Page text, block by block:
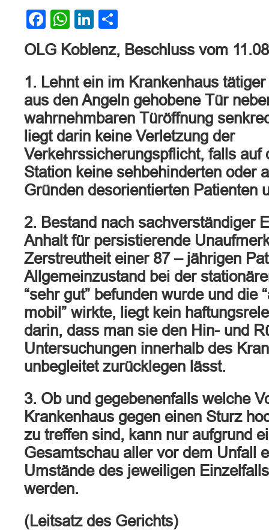
Facebook
WhatsApp
LinkedIn
OLG Koblenz, Beschluss vom
1. Lehnt ein im Krankenhaus
aus den Angeln gehobene Tür
wahrnehmbaren Türöffnung
liegt darin keine Verletzung der
Verkehrssicherungspflicht, falls auf
Station keine sehbehinderten oder
Gründen desorientierten Patienten
2. Bestand nach sachverständiger
Anhalt für persistierende
Zerstreutheit einer 87 – jährigen
Allgemeinzustand bei der
“sehr gut” befunden wurde und die
mobil” wirkte, liegt kein
darin, dass man sie den Hin- und
Untersuchungen innerhalb des
unbegleitet zurücklegen lässt.
3. Ob und gegebenenfalls welche
Krankenhaus gegen einen Sturz
zu treffen sind, kann nur aufgrund
Gesamtschau aller vor dem Unfall
Umstände des jeweiligen
werden.
(Leitsatz des Gerichts)